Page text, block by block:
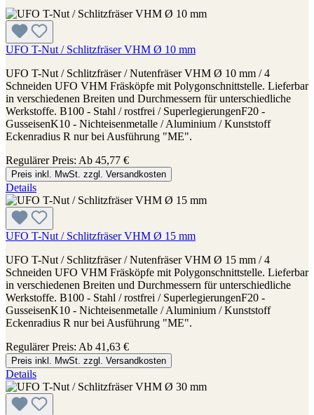
UFO T-Nut / Schlitzfräser VHM Ø 10 mm
UFO T-Nut / Schlitzfräser / Nutenfräser VHM Ø 10 mm / 4
Schneiden UFO VHM Fräsköpfe mit Polygonschnittstelle. Lieferbar
in verschiedenen Breiten und Durchmessern für unterschiedliche
Werkstoffe. B100 - Stahl / rostfrei / SuperlegierungenF20 -
GusseisenK10 - Nichteisenmetalle / Aluminium / Kunststoff
Eckenradius R nur bei Ausführung "ME".
Regulärer Preis: Ab 45,77 €
Preis inkl. MwSt. zzgl. Versandkosten
Details
UFO T-Nut / Schlitzfräser VHM Ø 15 mm
UFO T-Nut / Schlitzfräser / Nutenfräser VHM Ø 15 mm / 4
Schneiden UFO VHM Fräsköpfe mit Polygonschnittstelle. Lieferbar
in verschiedenen Breiten und Durchmessern für unterschiedliche
Werkstoffe. B100 - Stahl / rostfrei / SuperlegierungenF20 -
GusseisenK10 - Nichteisenmetalle / Aluminium / Kunststoff
Eckenradius R nur bei Ausführung "ME".
Regulärer Preis: Ab 41,63 €
Preis inkl. MwSt. zzgl. Versandkosten
Details